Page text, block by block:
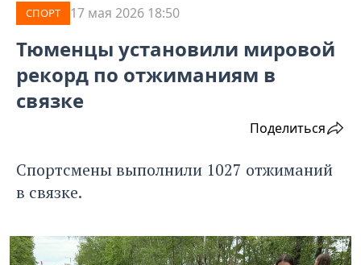
СПОРТ 17 мая 2026 18:50
Тюменцы установили мировой
рекорд по отжиманиям в
связке
Поделиться
Спортсмены выполнили 1027 отжиманий
в связке.